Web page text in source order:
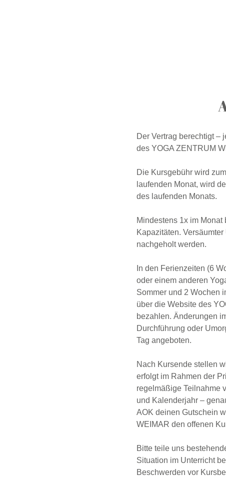
Der Vertrag berechtigt –
des YOGA ZENTRUM
Die Kursgebühr wird
laufenden Monat, wird
des laufenden Monats.
Mindestens 1x im
Kapazitäten.
nachgeholt werden.
In den Ferienzeiten (6
oder einem anderen
Sommer und 2 Wochen
über die Website des
bezahlen. Änderungen
Durchführung oder
Tag angeboten.
Nach Kursende stellen
erfolgt im Rahmen der
regelmäßige Teilnahme
und Kalenderjahr –
AOK deinen Gutschein
WEIMAR den offenen
Bitte teile uns
Situation im Unterricht
Beschwerden vor